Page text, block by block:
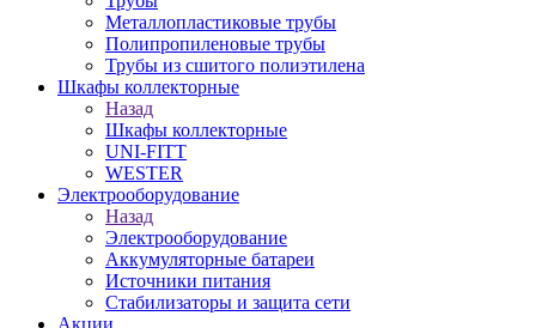
Металлопластиковые трубы
Полипропиленовые трубы
Трубы из сшитого полиэтилена
Шкафы коллекторные
Назад
Шкафы коллекторные
UNI-FITT
WESTER
Электрооборудование
Назад
Электрооборудование
Аккумуляторные батареи
Источники питания
Стабилизаторы и защита сети
Акции